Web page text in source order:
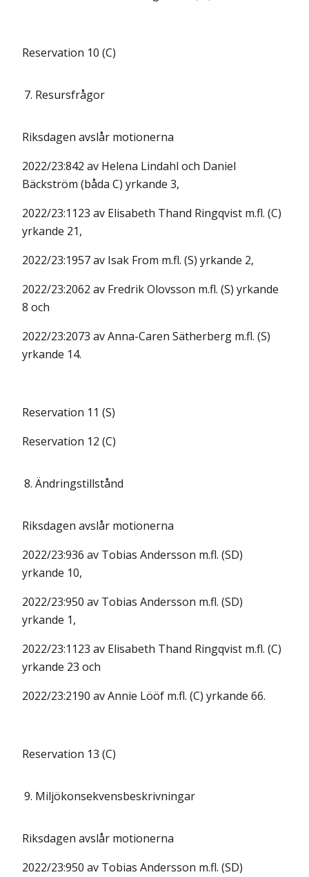
Reservation 10 (C)
7. Resursfrågor
Riksdagen avslår motionerna
2022/23:842 av Helena Lindahl och Daniel
Bäckström (båda C) yrkande 3,
2022/23:1123 av Elisabeth Thand Ringqvist m.fl. (C)
yrkande 21,
2022/23:1957 av Isak From m.fl. (S) yrkande 2,
2022/23:2062 av Fredrik Olovsson m.fl. (S) yrkande
8 och
2022/23:2073 av Anna-Caren Sätherberg m.fl. (S)
yrkande 14.
Reservation 11 (S)
Reservation 12 (C)
8. Ändringstillstånd
Riksdagen avslår motionerna
2022/23:936 av Tobias Andersson m.fl. (SD)
yrkande 10,
2022/23:950 av Tobias Andersson m.fl. (SD)
yrkande 1,
2022/23:1123 av Elisabeth Thand Ringqvist m.fl. (C)
yrkande 23 och
2022/23:2190 av Annie Lööf m.fl. (C) yrkande 66.
Reservation 13 (C)
9. Miljökonsekvensbeskrivningar
Riksdagen avslår motionerna
2022/23:950 av Tobias Andersson m.fl. (SD)